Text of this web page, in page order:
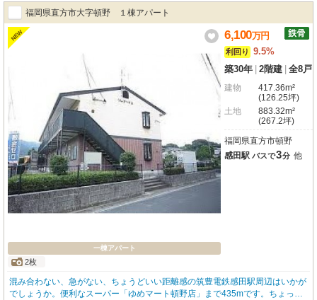
ります。
福岡県直方市大字頓野 １棟アパート
NEW
一棟アパート
2枚
6,100万円
利回り
9.5%
築30年 2階建 全8戸
建物
417.36m²
(126.25坪)
土地
883.32m²
(267.2坪)
福岡県直方市頓野
感田駅 バスで3分 他
混み合わない、急がない、ちょうどいい距離感の筑豊電鉄感田駅周辺はいかが
でしょうか。便利なスーパー「ゆめマート頓野店」まで435mです。ちょっと